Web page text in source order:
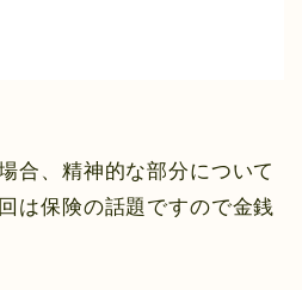
合、精神的な部分について
は保険の話題ですので金銭